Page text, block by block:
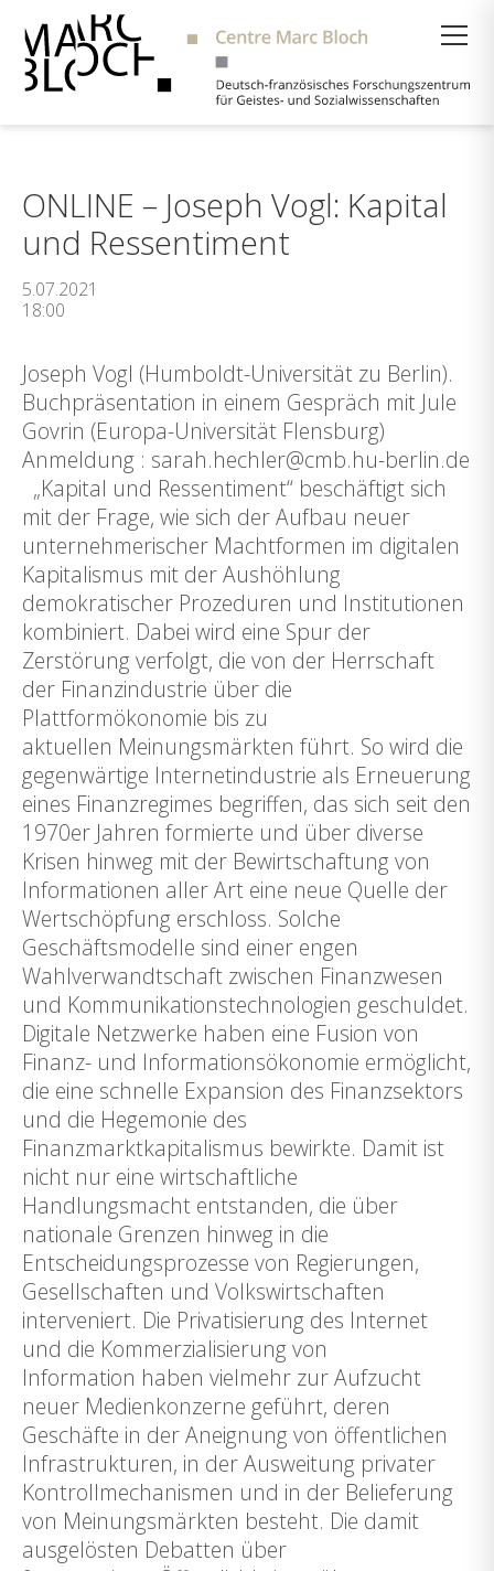
ONLINE – Joseph Vogl: Kapital
und Ressentiment
5.07.2021
18:00
Joseph Vogl (Humboldt-Universität zu Berlin).
Buchpräsentation in einem Gespräch mit Jule
Govrin (Europa-Universität Flensburg)
Anmeldung : sarah.hechler@cmb.hu-berlin.de
„Kapital und Ressentiment“ beschäftigt sich
mit der Frage, wie sich der Aufbau neuer
unternehmerischer Machtformen im digitalen
Kapitalismus mit der Aushöhlung
demokratischer Prozeduren und Institutionen
kombiniert. Dabei wird eine Spur der
Zerstörung verfolgt, die von der Herrschaft
der Finanzindustrie über die
Plattformökonomie bis zu
aktuellen Meinungsmärkten führt. So wird die
gegenwärtige Internetindustrie als Erneuerung
eines Finanzregimes begriffen, das sich seit den
1970er Jahren formierte und über diverse
Krisen hinweg mit der Bewirtschaftung von
Informationen aller Art eine neue Quelle der
Wertschöpfung erschloss. Solche
Geschäftsmodelle sind einer engen
Wahlverwandtschaft zwischen Finanzwesen
und Kommunikationstechnologien geschuldet.
Digitale Netzwerke haben eine Fusion von
Finanz- und Informationsökonomie ermöglicht,
die eine schnelle Expansion des Finanzsektors
und die Hegemonie des
Finanzmarktkapitalismus bewirkte. Damit ist
nicht nur eine wirtschaftliche
Handlungsmacht entstanden, die über
nationale Grenzen hinweg in die
Entscheidungsprozesse von Regierungen,
Gesellschaften und Volkswirtschaften
interveniert. Die Privatisierung des Internet
und die Kommerzialisierung von
Information haben vielmehr zur Aufzucht
neuer Medienkonzerne geführt, deren
Geschäfte in der Aneignung von öffentlichen
Infrastrukturen, in der Ausweitung privater
Kontrollmechanismen und in der Belieferung
von Meinungsmärkten besteht. Die damit
ausgelösten Debatten über